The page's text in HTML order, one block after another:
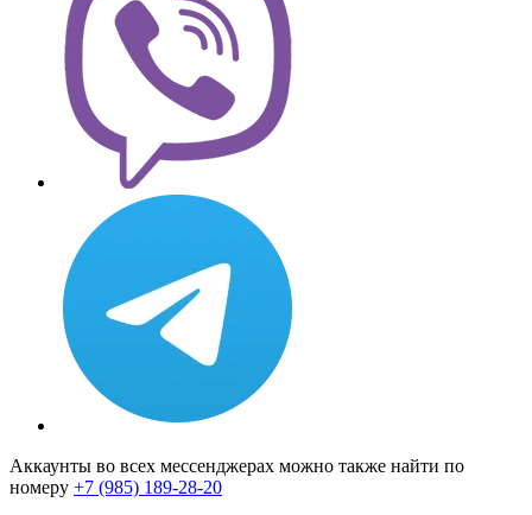
Аккаунты во всех мессенджерах можно также найти по
номеру +7 (985) 189-28-20